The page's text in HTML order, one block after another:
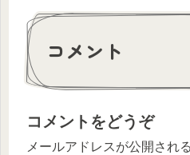
コメント
コメントをどうぞ
メールアドレスが公開され